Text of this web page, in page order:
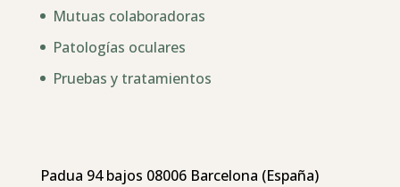
Mutuas colaboradoras
Patologías oculares
Pruebas y tratamientos
Padua 94 bajos 08006 Barcelona (España)